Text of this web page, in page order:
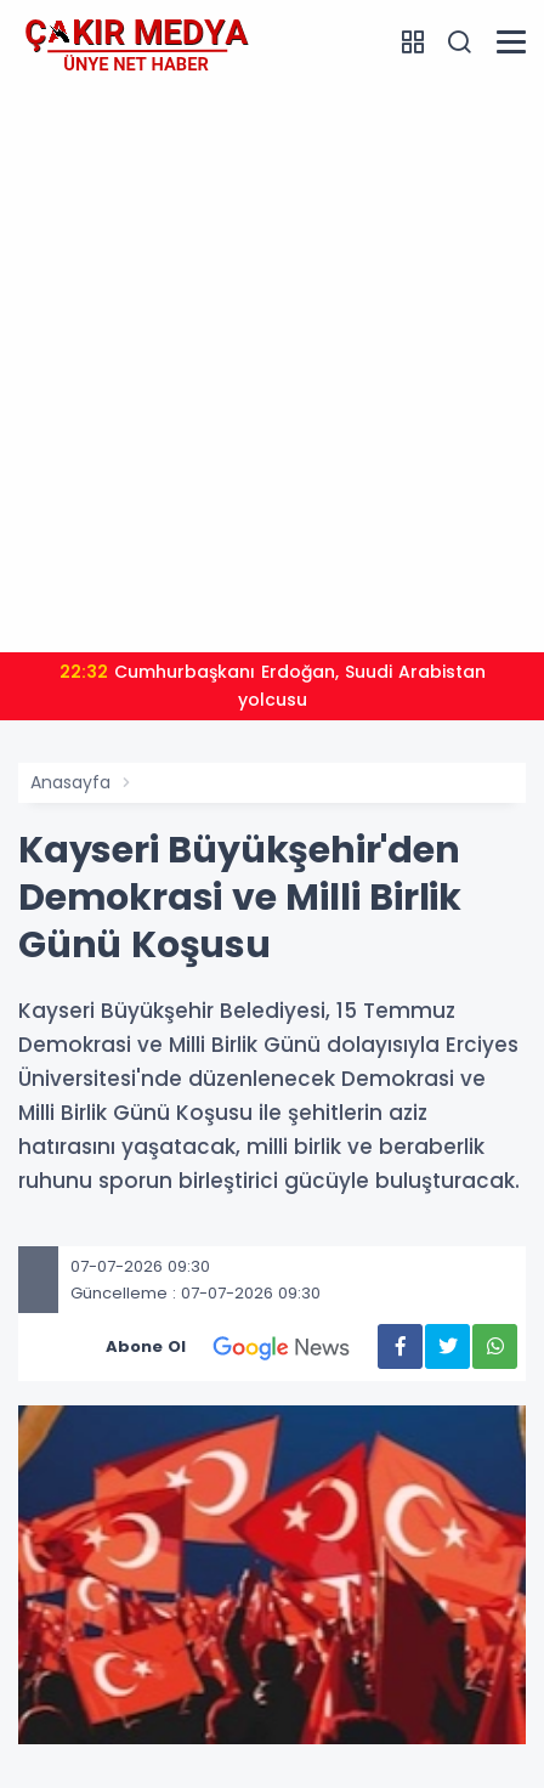
22:32
yolcusu
Anasayfa
Kayseri Büyükşehir'den
Demokrasi ve Milli Birlik
Günü Koşusu
Kayseri Büyükşehir Belediyesi, 15 Temmuz
Demokrasi ve Milli Birlik Günü dolayısıyla Erciyes
Üniversitesi'nde düzenlenecek Demokrasi ve
Milli Birlik Günü Koşusu ile şehitlerin aziz
hatırasını yaşatacak, milli birlik ve beraberlik
ruhunu sporun birleştirici gücüyle buluşturacak.
07-07-2026 09:30
Güncelleme : 07-07-2026 09:30
Abone Ol